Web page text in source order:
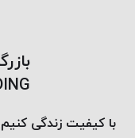
با کیفیت زندگی